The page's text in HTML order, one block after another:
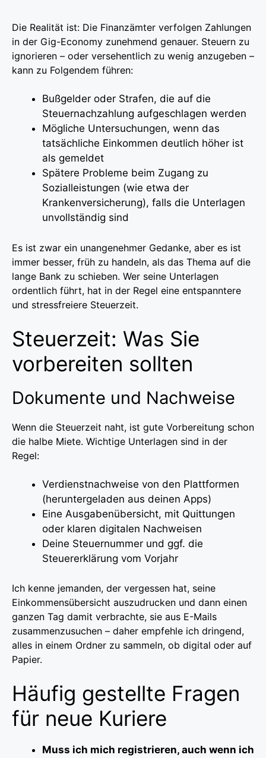
Die Realität ist: Die Finanzämter verfolgen Zahlungen
in der Gig-Economy zunehmend genauer. Steuern zu
ignorieren – oder versehentlich zu wenig anzugeben –
kann zu Folgendem führen:
Bußgelder oder Strafen, die auf die
Steuernachzahlung aufgeschlagen werden
Mögliche Untersuchungen, wenn das
tatsächliche Einkommen deutlich höher ist
als gemeldet
Spätere Probleme beim Zugang zu
Sozialleistungen (wie etwa der
Krankenversicherung), falls die Unterlagen
unvollständig sind
Es ist zwar ein unangenehmer Gedanke, aber es ist
immer besser, früh zu handeln, als das Thema auf die
lange Bank zu schieben. Wer seine Unterlagen
ordentlich führt, hat in der Regel eine entspanntere
und stressfreiere Steuerzeit.
Steuerzeit: Was Sie
vorbereiten sollten
Dokumente und Nachweise
Wenn die Steuerzeit naht, ist gute Vorbereitung schon
die halbe Miete. Wichtige Unterlagen sind in der
Regel:
Verdienstnachweise von den Plattformen
(heruntergeladen aus deinen Apps)
Eine Ausgabenübersicht, mit Quittungen
oder klaren digitalen Nachweisen
Deine Steuernummer und ggf. die
Steuererklärung vom Vorjahr
Ich kenne jemanden, der vergessen hat, seine
Einkommensübersicht auszudrucken und dann einen
ganzen Tag damit verbrachte, sie aus E-Mails
zusammenzusuchen – daher empfehle ich dringend,
alles in einem Ordner zu sammeln, ob digital oder auf
Papier.
Häufig gestellte Fragen
für neue Kuriere
Muss ich mich registrieren, auch wenn ich